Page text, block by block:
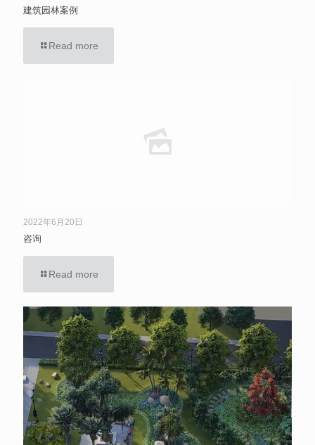
建筑园林案例
Read more
2022年6月20日
咨询
Read more